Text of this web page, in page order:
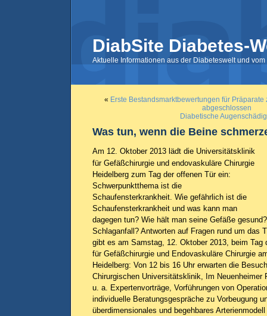
DiabSite Diabetes-
Aktuelle Informationen aus der Diabeteswelt und
« Erste Bestandsmarktbewertungen für
abgeschlossen
Diabetische
Was tun, wenn die Beine
Am 12. Oktober 2013 lädt die Universitätsklinik
für Gefäßchirurgie und endovaskuläre Chirurgie
Heidelberg zum Tag der offenen Tür ein:
Schwerpunktthema ist die
Schaufensterkrankheit. Wie gefährlich ist die
Schaufensterkrankheit und was kann man
dagegen tun? Wie hält man seine Gefäße
Schlaganfall? Antworten auf Fragen rund um das
gibt es am Samstag, 12. Oktober 2013, beim Tag
für Gefäßchirurgie und Endovaskuläre Chirurgie
Heidelberg: Von 12 bis 16 Uhr erwarten die
Chirurgischen Universitätsklinik, Im Neuenheimer
u. a. Expertenvorträge, Vorführungen von
individuelle Beratungsgespräche zu Vorbeugung
überdimensionales und begehbares